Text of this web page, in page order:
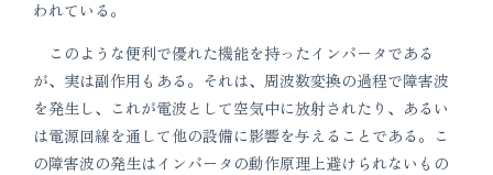
われている。
このような便利で優れた機能を持ったインバータである
が、実は副作用もある。それは、周波数変換の過程で障害波
を発生し、これが電波として空気中に放射されたり、あるい
は電源回線を通して他の設備に影響を与えることである。こ
の障害波の発生はインバータの動作原理上避けられないもの